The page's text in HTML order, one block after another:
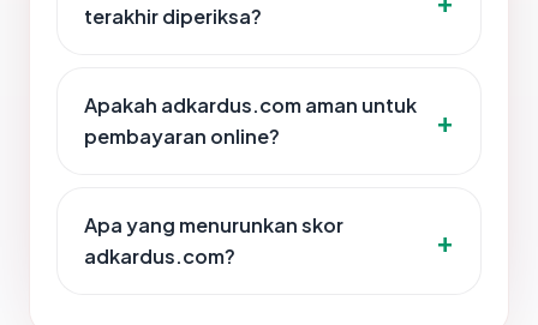
terakhir diperiksa?
Apakah adkardus.com aman untuk
pembayaran online?
Apa yang menurunkan skor
adkardus.com?